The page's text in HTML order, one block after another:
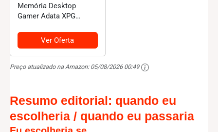
Memória Desktop
Gamer Adata XPG
3200 Mhz -
AX4U32008G16A-
SBKD35
Ver Oferta
Preço atualizado na Amazon: 05/08/2026 00:49
Resumo editorial: quando eu
escolheria / quando eu passaria